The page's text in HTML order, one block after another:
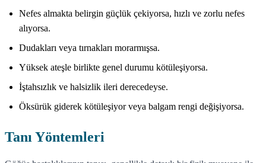
Nefes almakta belirgin güçlük çekiyorsa, hızlı ve zorlu nefes
alıyorsa.
Dudakları veya tırnakları morarmışsa.
Yüksek ateşle birlikte genel durumu kötüleşiyorsa.
İştahsızlık ve halsizlik ileri derecedeyse.
Öksürük giderek kötüleşiyor veya balgam rengi değişiyorsa.
Tanı Yöntemleri